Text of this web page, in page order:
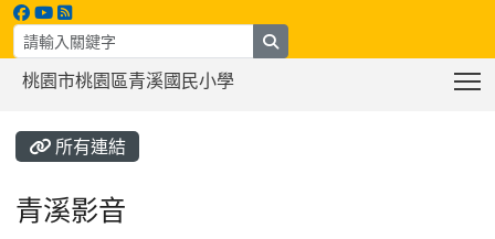
桃園市桃園區青溪國民小學
所有連結
青溪影音